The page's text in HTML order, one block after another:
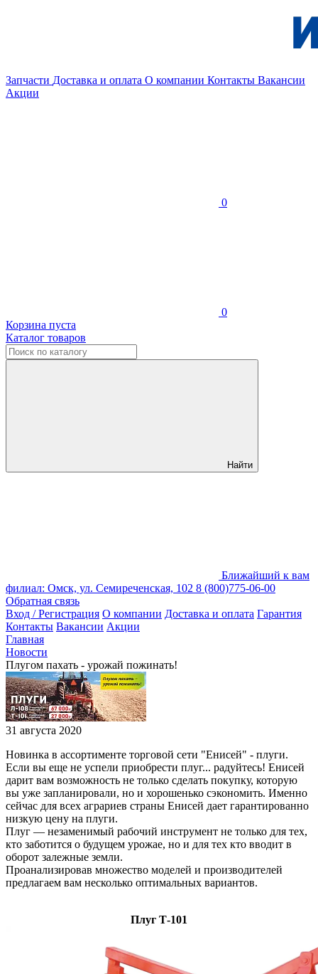
Запчасти Доставка и оплата О компании Контакты Вакансии
Акции
0
0
Корзина пуста
Каталог товаров
Найти
Ближайший к вам
филиал: Омск, ул. Семиреченская, 102 8 (800)775-06-00
Обратная связь
Вход / Регистрация О компании Доставка и оплата Гарантия
Контакты Вакансии Акции
Главная
Новости
Плугом пахать - урожай пожинать!
31 августа 2020
Новинка в ассортименте торговой сети "Енисей" - плуги.
Если вы еще не успели приобрести плуг... радуйтесь! Енисей
дарит вам возможность не только сделать покупку, которую
вы уже запланировали, но и хорошенько сэкономить. Именно
сейчас для всех аграриев страны Енисей дает гарантированно
низкую цену на плуги.
Плуг — незаменимый рабочий инструмент не только для тех,
кто заботится о будущем урожае, но и для тех кто вводит в
оборот залежные земли.
Проанализировав множество моделей и производителей
предлагаем вам несколько оптимальных вариантов.
Плуг Т-101